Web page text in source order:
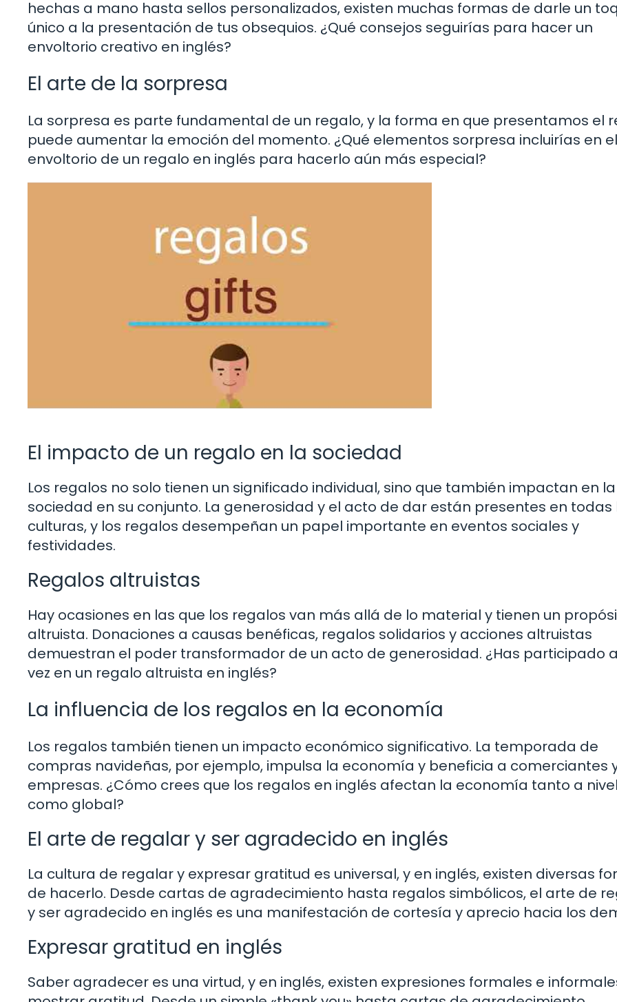
hechas a mano hasta sellos personalizados, existen muchas formas de darle un
único a la presentación de tus obsequios. ¿Qué consejos seguirías para hacer un
envoltorio creativo en inglés?
El arte de la sorpresa
La sorpresa es parte fundamental de un regalo, y la forma en que presentamos el
puede aumentar la emoción del momento. ¿Qué elementos sorpresa incluirías en el
envoltorio de un regalo en inglés para hacerlo aún más especial?
El impacto de un regalo en la sociedad
Los regalos no solo tienen un significado individual, sino que también impactan en la
sociedad en su conjunto. La generosidad y el acto de dar están presentes en todas
culturas, y los regalos desempeñan un papel importante en eventos sociales y
festividades.
Regalos altruistas
Hay ocasiones en las que los regalos van más allá de lo material y tienen un
altruista. Donaciones a causas benéficas, regalos solidarios y acciones altruistas
demuestran el poder transformador de un acto de generosidad. ¿Has participado
vez en un regalo altruista en inglés?
La influencia de los regalos en la economía
Los regalos también tienen un impacto económico significativo. La temporada de
compras navideñas, por ejemplo, impulsa la economía y beneficia a comerciantes
empresas. ¿Cómo crees que los regalos en inglés afectan la economía tanto a
como global?
El arte de regalar y ser agradecido en inglés
La cultura de regalar y expresar gratitud es universal, y en inglés, existen diversas
de hacerlo. Desde cartas de agradecimiento hasta regalos simbólicos, el arte de
y ser agradecido en inglés es una manifestación de cortesía y aprecio hacia los
Expresar gratitud en inglés
Saber agradecer es una virtud, y en inglés, existen expresiones formales e